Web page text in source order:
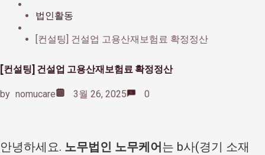
법인활동
[컨설팅] 건설업 고용산재보험료 확정정산
[컨설팅] 건설업 고용산재보험료 확정정산
by nomucare 3월 26, 2025 0
안녕하세요. 노무법인 노무케어는 b사(경기 소재